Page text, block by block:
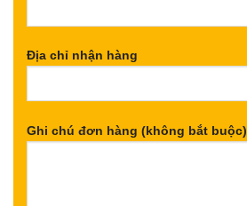
Địa chỉ nhận hàng
Ghi chú đơn hàng (không bắt buộc)